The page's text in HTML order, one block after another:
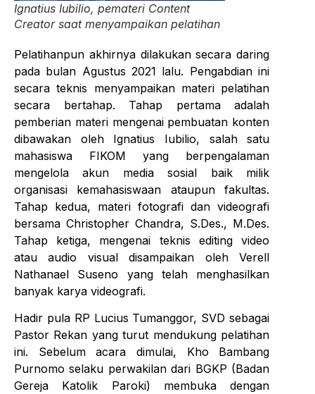
Ignatius Iubilio, pemateri Content
Creator saat menyampaikan pelatihan
Pelatihanpun akhirnya dilakukan secara daring
pada bulan Agustus 2021 lalu. Pengabdian ini
secara teknis menyampaikan materi pelatihan
secara bertahap. Tahap pertama adalah
pemberian materi mengenai pembuatan konten
dibawakan oleh Ignatius Iubilio, salah satu
mahasiswa FIKOM yang berpengalaman
mengelola akun media sosial baik milik
organisasi kemahasiswaan ataupun fakultas.
Tahap kedua, materi fotografi dan videografi
bersama Christopher Chandra, S.Des., M.Des.
Tahap ketiga, mengenai teknis editing video
atau audio visual disampaikan oleh Verell
Nathanael Suseno yang telah menghasilkan
banyak karya videografi.
Hadir pula RP Lucius Tumanggor, SVD sebagai
Pastor Rekan yang turut mendukung pelatihan
ini. Sebelum acara dimulai, Kho Bambang
Purnomo selaku perwakilan dari BGKP (Badan
Gereja Katolik Paroki) membuka dengan